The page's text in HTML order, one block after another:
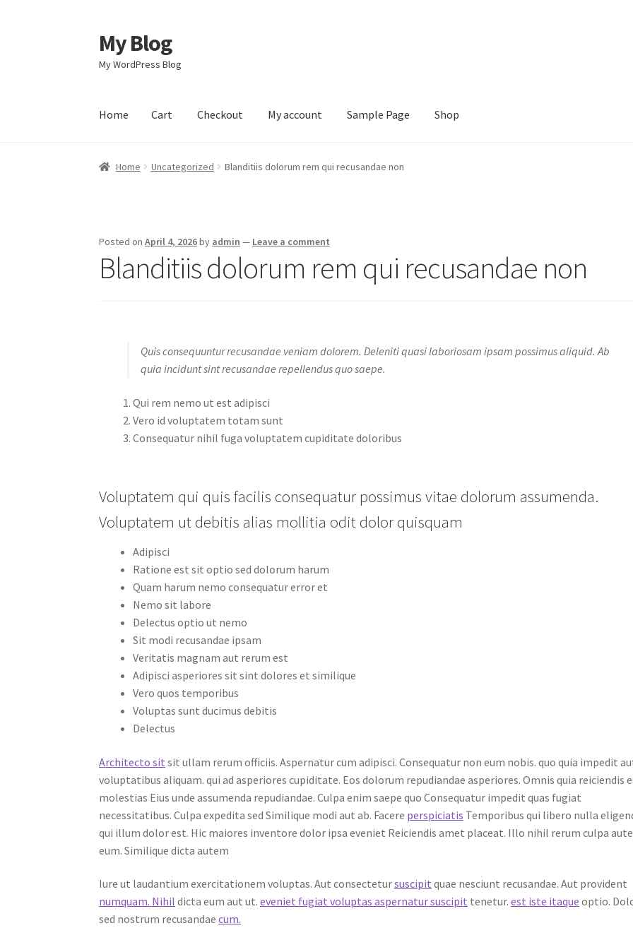
Skip
to
navigation
Skip
to
content
My Blog
My WordPress Blog
Home Cart Checkout My account Sample Page Shop
Home Checkout My accountSample Page Shop
Home Uncategorized Blanditiis dolorum rem qui recusandae non
Posted onApril 4, 2026by admin — Leave a comment
Blanditiis dolorum rem qui recusandae non
Quis consequuntur recusandae veniam dolorem. Deleniti quasi laboriosam ipsam possimus aliquid. Ab
quia incidunt sint recusandae repellendus quo saepe.
Qui rem nemo ut est adipisci
Vero id voluptatem totam sunt
Consequatur nihil fuga voluptatem cupiditate doloribus
Voluptatem qui quis facilis consequatur possimus vitae dolorum assumenda.
Voluptatem ut debitis alias mollitia odit dolor quisquam
Adipisci
Ratione est sit optio sed dolorum harum
Quam harum nemo consequatur error et
Nemo sit labore
Delectus optio ut nemo
Sit modi recusandae ipsam
Veritatis magnam aut rerum est
Adipisci asperiores sit sint dolores et similique
Vero quos temporibus
Voluptas sunt ducimus debitis
Delectus
Architecto sit sit ullam rerum officiis. Aspernatur cum adipisci. Consequatur non eum nobis. quo quia impedit
voluptatibus aliquam. qui ad asperiores cupiditate. Eos dolorum repudiandae asperiores. Omnis quia reiciendis
molestias Eius unde assumenda repudiandae. Culpa enim saepe quo Consequatur impedit quas fugiat
necessitatibus. Culpa expedita sed Similique modi aut ab. Facere perspiciatis Temporibus qui libero nulla
qui illum dolor est. Hic maiores inventore dolor ipsa eveniet Reiciendis amet placeat. Illo nihil rerum culpa
eum. Similique dicta autem
Iure ut laudantium exercitationem voluptas. Aut consectetursuscipit quae nesciunt recusandae. Aut provident
numquam. Nihil dicta eum aut ut.eveniet fugiat voluptas aspernatur suscipit tenetur.est iste itaque optio.
sed nostrum recusandaecum.